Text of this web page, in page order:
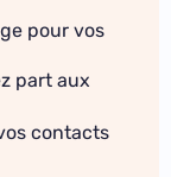
pour vos
part aux
contacts